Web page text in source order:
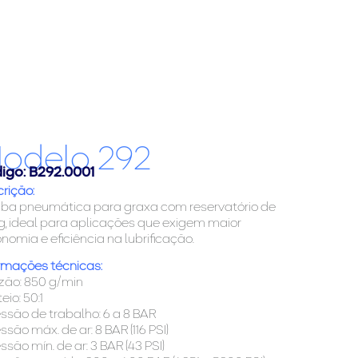
292
B292.0001
pneumática para graxa com reservatório de
ideal para aplicações que exigem maior
e eficiência na lubrificação.
técnicas:
850 g/min
50:1
de trabalho: 6 a 8 BAR
máx. de ar: 8 BAR (116 PSI)
mín. de ar: 3 BAR (43 PSI)